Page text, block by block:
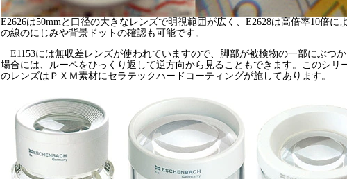
E2626は50mmと口径の大きなレンズで明視範囲が広く、E2628は高倍率10倍に
の線のにじみや背景ドットの確認も可能です。
E1153には無収差レンズが使われていますので、脚部が被検物の一部にぶつ
場合には、ルーペをひっくり返して逆方向から見ることもできます。このシリ
のレンズはＰＸＭ素材にセラテックハードコーティングが施してあります。